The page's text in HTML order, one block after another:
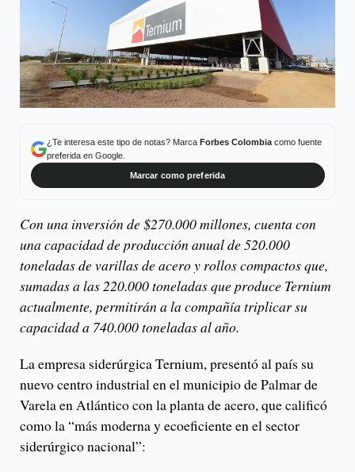
¿Te interesa este tipo de notas? Marca Forbes Colombiacomo fuente
preferida en Google.
Marcar como preferida
Con una inversión de $270.000 millones, cuenta con
una capacidad de producción anual de 520.000
toneladas de varillas de acero y rollos compactos que,
sumadas a las 220.000 toneladas que produce Ternium
actualmente, permitirán a la compañía triplicar su
capacidad a 740.000 toneladas al año.
La empresa siderúrgica Ternium, presentó al país su
nuevo centro industrial en el municipio de Palmar de
Varela en Atlántico con la planta de acero, que calificó
como la “más moderna y ecoeficiente en el sector
siderúrgico nacional”: